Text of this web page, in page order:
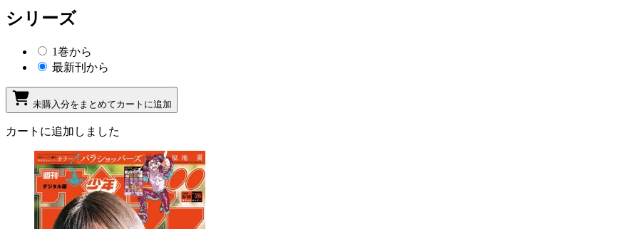
シリーズ
1巻から
最新刊から
未購入分をまとめてカートに追加
カートに追加しました